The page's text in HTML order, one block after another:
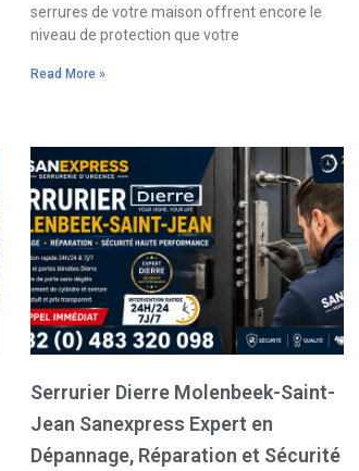
serrures de votre maison offrent encore le
niveau de protection que votre
Read More »
Serrurier Dierre Molenbeek-Saint-
Jean Sanexpress Expert en
Dépannage, Réparation et Sécurité